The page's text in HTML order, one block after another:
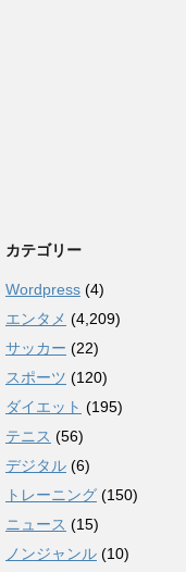
カテゴリー
Wordpress (4)
エンタメ (4,209)
サッカー (22)
スポーツ (120)
ダイエット (195)
テニス (56)
デジタル (6)
トレーニング (150)
ニュース (15)
ノンジャンル (10)